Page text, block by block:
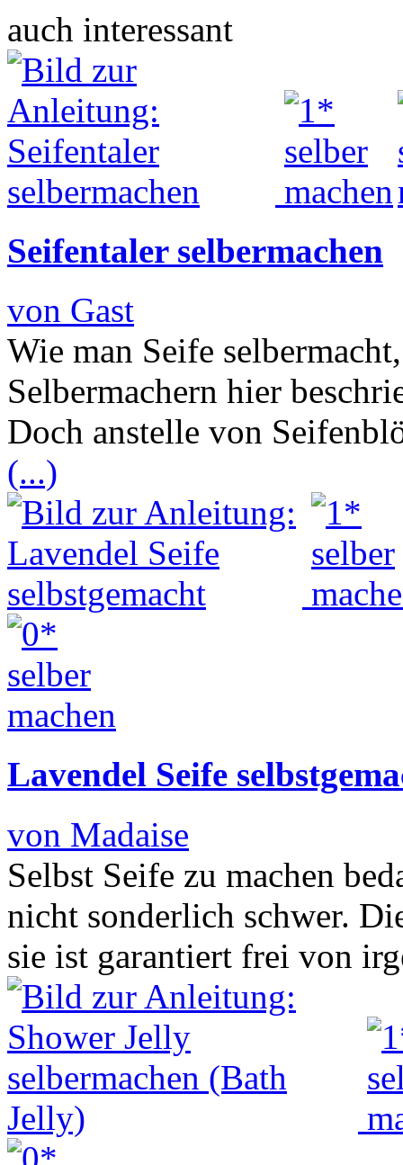
auch interessant
Seifentaler selbermachen
von Gast
Wie man Seife
Selbermachern hier
Doch anstelle von
(...)
Lavendel Seife
von Madaise
Selbst Seife zu machen
nicht sonderlich schwer.
sie ist garantiert frei von